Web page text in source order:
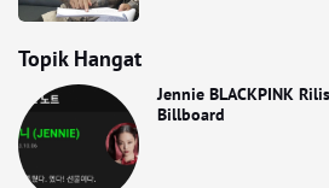
Topik Hangat
Jennie BLACKPINK
Billboard